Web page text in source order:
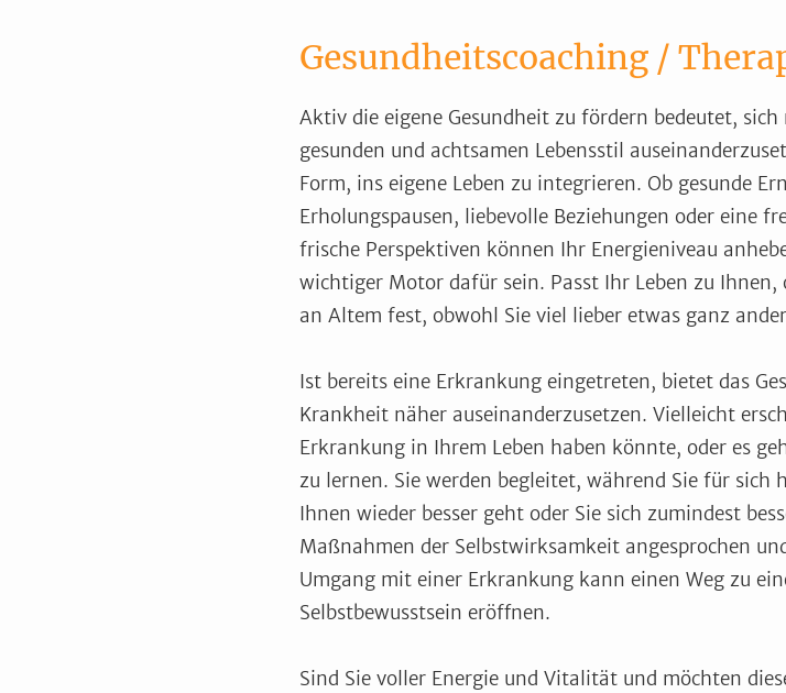
Gesundheitscoaching /
Aktiv die eigene Gesundheit zu fördern bedeutet,
gesunden und achtsamen Lebensstil
Form, ins eigene Leben zu integrieren. Ob gesunde
Erholungspausen, liebevolle Beziehungen oder eine
frische Perspektiven können Ihr Energieniveau
wichtiger Motor dafür sein. Passt Ihr Leben zu
an Altem fest, obwohl Sie viel lieber etwas ganz
Ist bereits eine Erkrankung eingetreten, bietet das
Krankheit näher auseinanderzusetzen. Vielleicht
Erkrankung in Ihrem Leben haben könnte, oder es
zu lernen. Sie werden begleitet, während Sie für
Ihnen wieder besser geht oder Sie sich zumindest
Maßnahmen der Selbstwirksamkeit angesprochen
Umgang mit einer Erkrankung kann einen Weg zu
Selbstbewusstsein eröffnen.
Sind Sie voller Energie und Vitalität und möchten